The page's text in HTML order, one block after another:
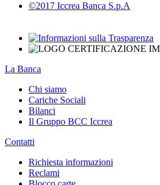
©2017 Iccrea Banca S.p.A
La Banca
Chi siamo
Cariche Sociali
Bilanci
Il Gruppo BCC Iccrea
Contatti
Richiesta informazioni
Reclami